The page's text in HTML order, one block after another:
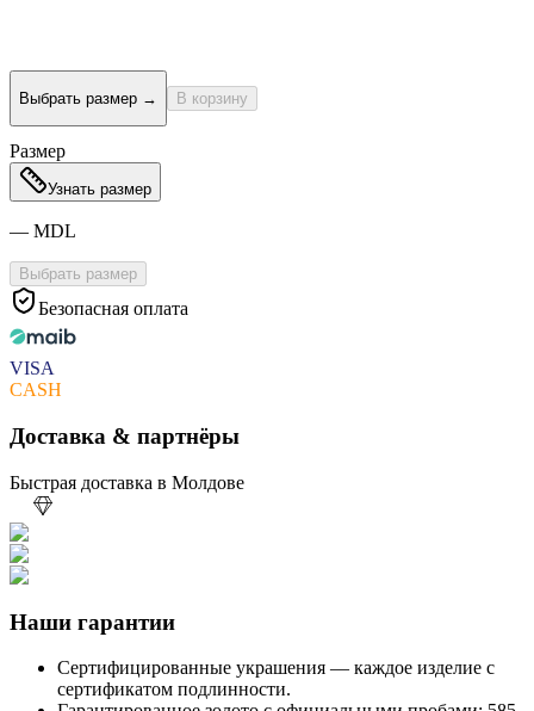
Выбрать размер → В корзину
Размер
Узнать размер
— MDL
Выбрать размер
Безопасная оплата
VISA
CASH
Доставка & партнёры
Быстрая доставка в Молдове
Наши гарантии
Сертифицированные украшения — каждое изделие с
сертификатом подлинности.